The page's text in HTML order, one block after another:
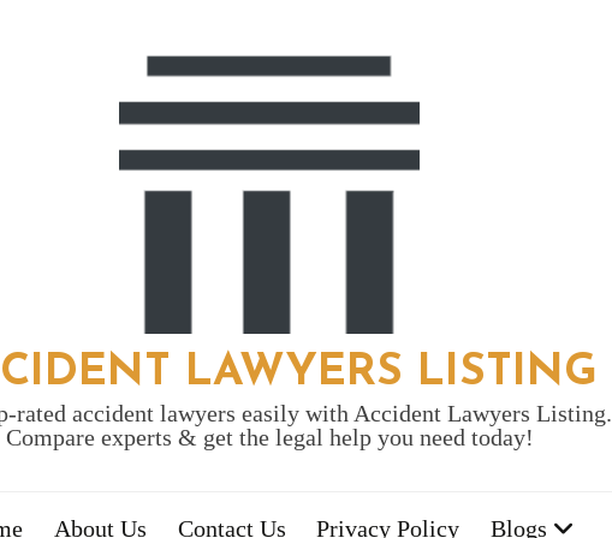
LAWYERS LISTING
rated accident lawyers easily with Accident Lawyers Listing.
Compare experts & get the legal help you need today!
About Us Contact Us Privacy Policy Blogs